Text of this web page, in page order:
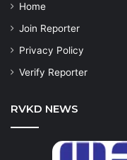
Home
Join Reporter
Privacy Policy
Verify Reporter
RVKD NEWS